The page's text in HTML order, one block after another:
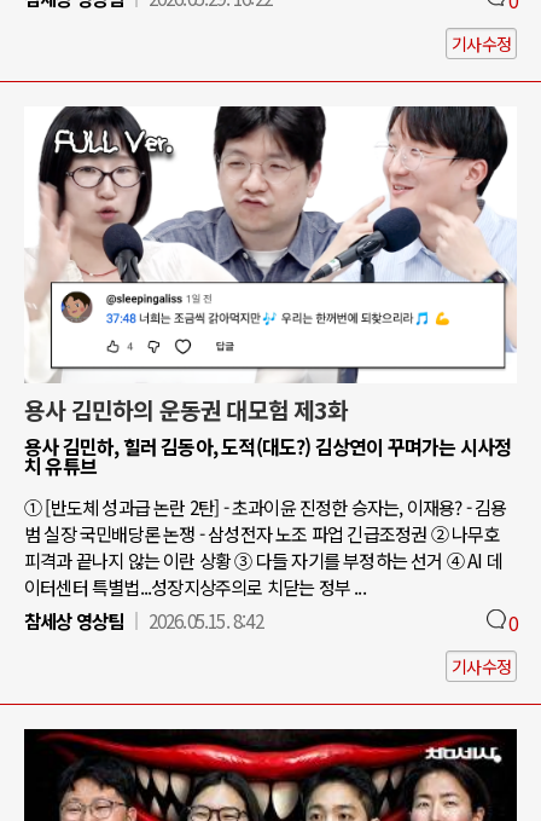
기사수정
용사 김민하의 운동권 대모험 제3화
용사 김민하, 힐러 김동아, 도적(대도?) 김상연이 꾸며가는 시사정
치 유튜브
① [반도체 성과급 논란 2탄] - 초과이윤 진정한 승자는, 이재용? - 김용
범 실장 국민배당론 논쟁 - 삼성전자 노조 파업 긴급조정권 ② 나무호
피격과 끝나지 않는 이란 상황 ③ 다들 자기를 부정하는 선거 ④ AI 데
이터센터 특별법...성장지상주의로 치닫는 정부 ...
참세상 영상팀
2026.05.15. 8:42 0
기사수정